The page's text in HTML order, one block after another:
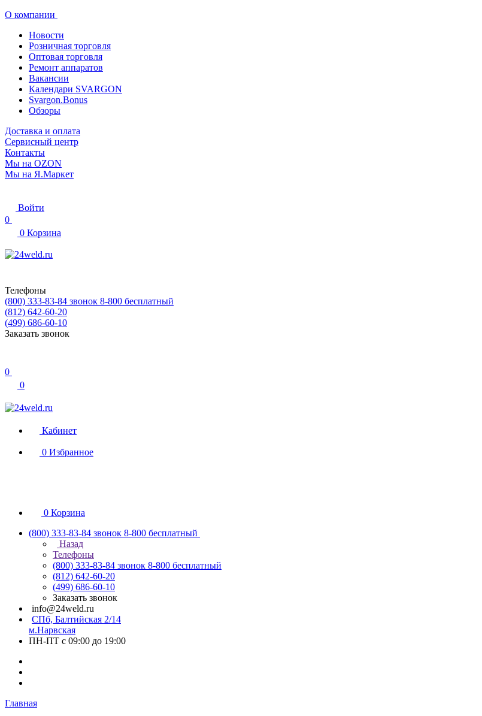
О компании
Новости
Розничная торговля
Оптовая торговля
Ремонт аппаратов
Вакансии
Календари SVARGON
Svargon.Bonus
Обзоры
Доставка и оплата
Сервисный центр
Контакты
Мы на OZON
Мы на Я.Маркет
Войти
0
0 Корзина
Телефоны
(800) 333-83-84 звонок 8-800 бесплатный
(812) 642-60-20
(499) 686-60-10
Заказать звонок
0
0
Кабинет
0 Избранное
0 Корзина
(800) 333-83-84 звонок 8-800 бесплатный
Назад
Телефоны
(800) 333-83-84 звонок 8-800 бесплатный
(812) 642-60-20
(499) 686-60-10
Заказать звонок
info@24weld.ru
СПб, Балтийская 2/14
м.Нарвская
ПН-ПТ с 09:00 до 19:00
Главная